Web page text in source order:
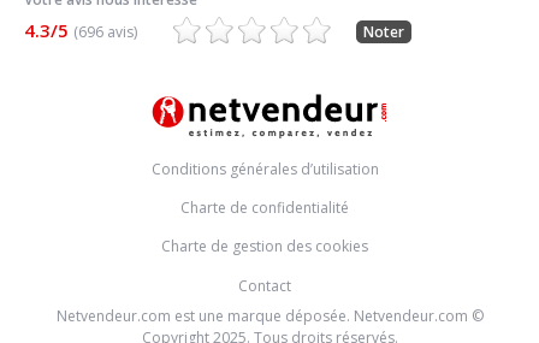
4.3/5 (696 avis) Noter
Conditions générales d’utilisation
Charte de confidentialité
Charte de gestion des cookies
Contact
Netvendeur.com est une marque déposée. Netvendeur.com ©
Copyright 2025. Tous droits réservés.